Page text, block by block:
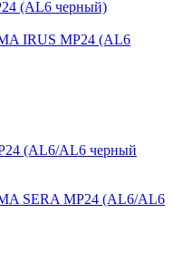
IRUS MP24 (AL6
SERA MP24 (AL6/AL6